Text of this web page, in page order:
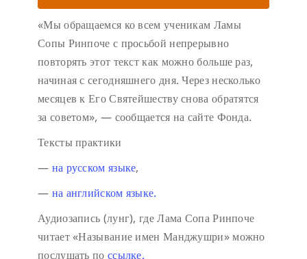
«Мы обращаемся ко всем ученикам Ламы
Сопы Ринпоче с просьбой непрерывно
повторять этот текст как можно больше раз,
начиная с сегодняшнего дня. Через несколько
месяцев к Его Святейшеству снова обратятся
за советом», — сообщается на сайте Фонда.
Тексты практики
— на русском языке,
— на английском языке.
Аудиозапись (лунг), где Лама Сопа Ринпоче
читает «Называние имен Манджушри» можно
послушать по ссылке.